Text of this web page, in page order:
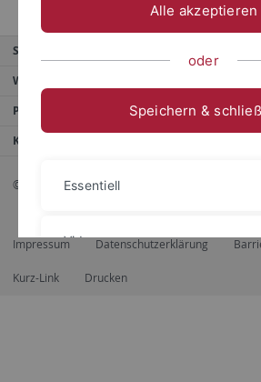
Service
Weitere Angebote
Portale
Kontaktinfo
© 2026 Eberhard Karls Universität Tübingen,
Impressum Datenschutzerklärung
Kurz-Link Drucken
Alle akzeptieren
oder
Speichern &
Essentiell
Videos